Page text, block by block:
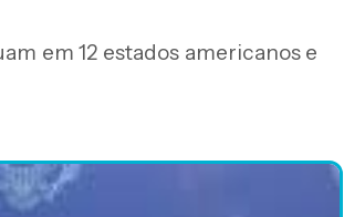
em 12 estados americanos e